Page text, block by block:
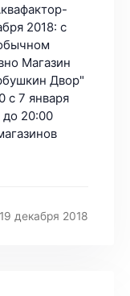
2018: с
Магазин
Двор"
с 7 января
20:00
19 декабря 2018